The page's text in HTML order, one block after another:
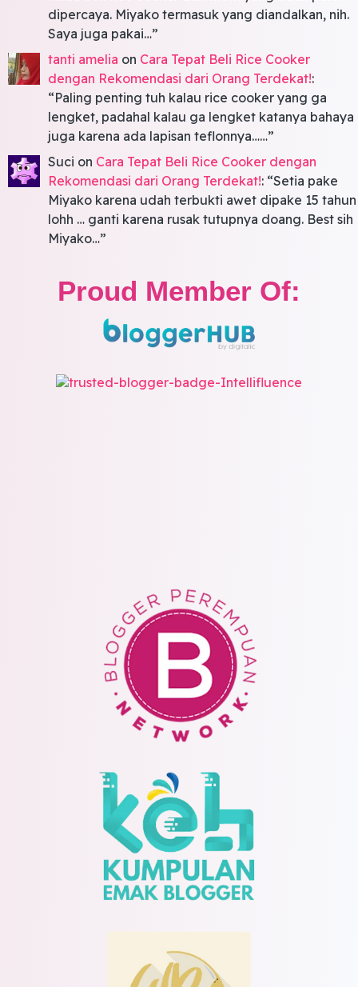
dipercaya. Miyako termasuk yang diandalkan, nih.
Saya juga pakai…”
tanti amelia on Cara Tepat Beli Rice Cooker
dengan Rekomendasi dari Orang Terdekat!:
“Paling penting tuh kalau rice cooker yang ga
lengket, padahal kalau ga lengket katanya bahaya
juga karena ada lapisan teflonnya……”
Suci on Cara Tepat Beli Rice Cooker dengan
Rekomendasi dari Orang Terdekat!: “Setia pake
Miyako karena udah terbukti awet dipake 15 tahun
lohh … ganti karena rusak tutupnya doang. Best sih
Miyako…”
Proud Member Of: